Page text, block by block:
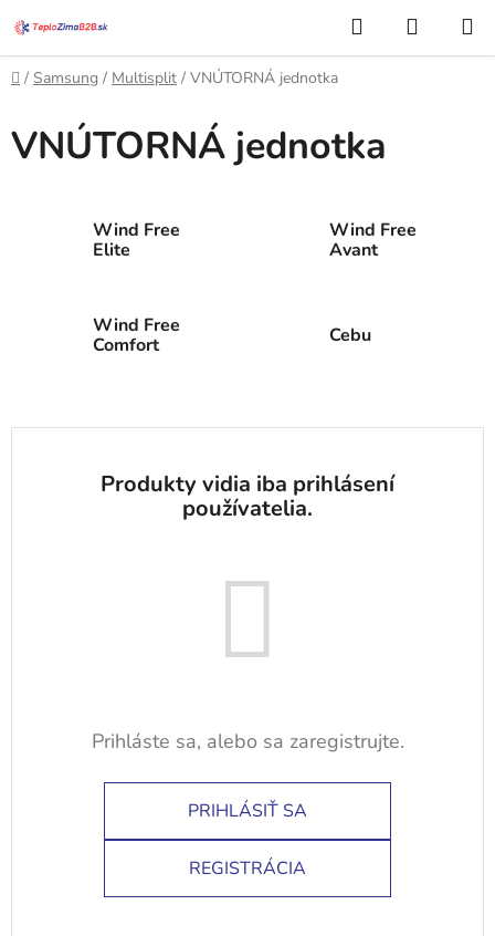
na
obsah
Hľadať
KOŠÍK
Domov
/ Samsung / Multisplit / VNÚTORNÁ jednotka
VNÚTORNÁ jednotka
Wind Free
Elite
Wind Free
Avant
Wind Free
Comfort
Cebu
PRIHLÁSIŤ SA
REGISTRÁCIA